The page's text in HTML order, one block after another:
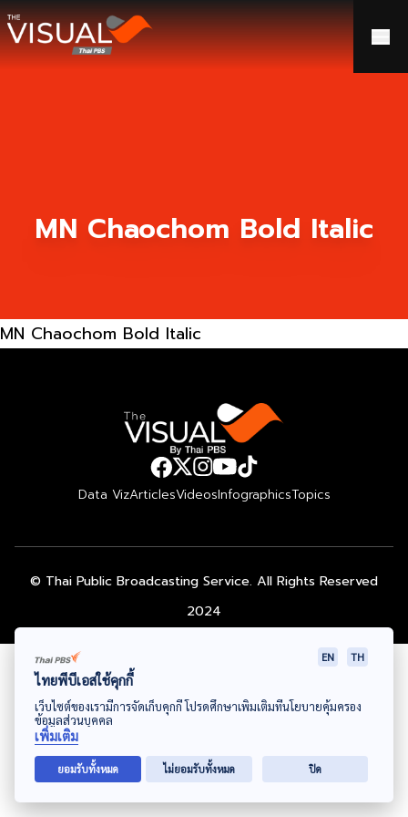
ข้ามไปยังเนื้อหา
MN Chaochom Bold Italic
MN Chaochom Bold Italic
Data VizArticlesVideosInfographicsTopics
© Thai Public Broadcasting Service. All Rights Reserved
2024
ไทยพีบีเอสใช้คุกกี้
EN TH
เว็บไซต์ของเรามีการจัดเก็บคุกกี้ โปรดศึกษาเพิ่มเติมที่นโยบายคุ้มครอง
ข้อมูลส่วนบุคคล
เพิ่มเติม
ยอมรับทั้งหมด ไม่ยอมรับทั้งหมด ปิด